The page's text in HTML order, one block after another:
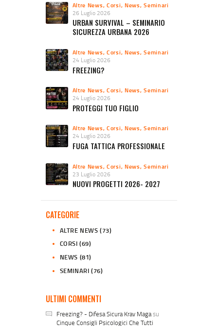
Altre News,Corsi, News,Seminari
26 Luglio 2026
URBAN SURVIVAL – SEMINARIO
SICUREZZA URBANA 2026
Altre News,Corsi, News,Seminari
24 Luglio 2026
FREEZING?
Altre News,Corsi, News,Seminari
24 Luglio 2026
PROTEGGI TUO FIGLIO
Altre News,Corsi, News,Seminari
24 Luglio 2026
FUGA TATTICA PROFESSIONALE
Altre News,Corsi, News,Seminari
23 Luglio 2026
NUOVI PROGETTI 2026- 2027
CATEGORIE
ALTRE NEWS (73)
CORSI (69)
NEWS (81)
SEMINARI (76)
ULTIMI COMMENTI
Freezing? - Difesa Sicura Krav Magasu
Cinque Consigli Psicologici Che Tutti